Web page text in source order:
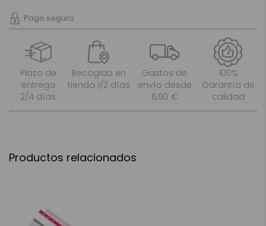
Pago seguro
Plazo de
entrega
2/4 días
Recogida en
tienda 1/2 días
Gastos de
envío desde
6,90 €
100%
Garantía de
calidad
Productos relacionados